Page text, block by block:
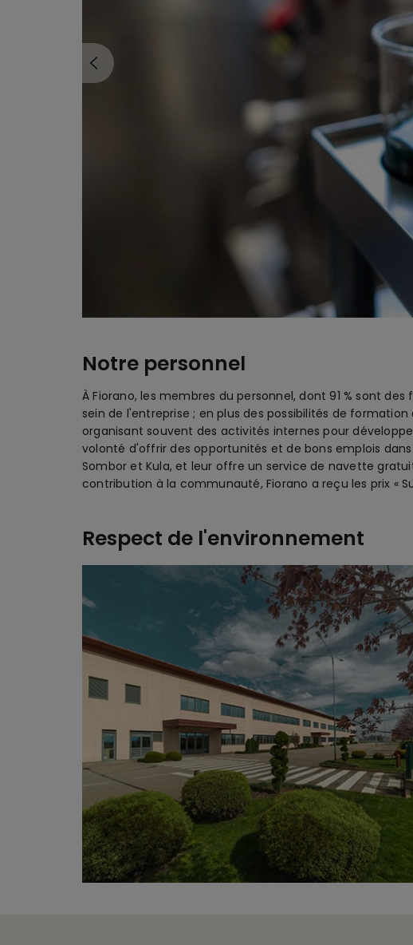
Notre personnel
À Fiorano, les membres du personnel, dont 91 % sont
sein de l'entreprise ; en plus des possibilités de
organisant souvent des activités internes pour
volonté d'offrir des opportunités et de bons emplois
Sombor et Kula, et leur offre un service de navette
contribution à la communauté, Fiorano a reçu les prix «
Respect de l'environnement